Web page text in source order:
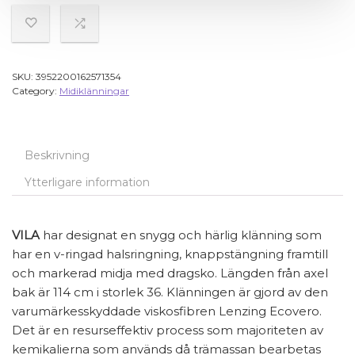
SKU: 3952200162571354
Category: Midiklänningar
Beskrivning
Ytterligare information
VILA har designat en snygg och härlig klänning som
har en v-ringad halsringning, knappstängning framtill
och markerad midja med dragsko. Längden från axel
bak är 114 cm i storlek 36. Klänningen är gjord av den
varumärkesskyddade viskosfibren Lenzing Ecovero.
Det är en resurseffektiv process som majoriteten av
kemikalierna som används då trämassan bearbetas